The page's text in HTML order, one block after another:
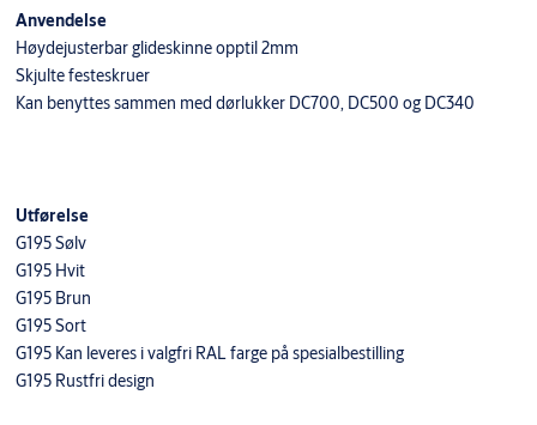
Anvendelse
Høydejusterbar glideskinne opptil 2mm
Skjulte festeskruer
Kan benyttes sammen med dørlukker DC700, DC500 og DC340
Utførelse
G195 Sølv
G195 Hvit
G195 Brun
G195 Sort
G195 Kan leveres i valgfri RAL farge på spesialbestilling
G195 Rustfri design